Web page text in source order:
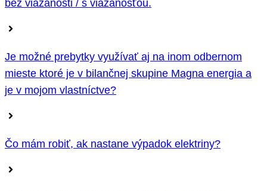
bez viazanosti / s viazanosťou.
Je možné prebytky využívať aj na inom odbernom
mieste ktoré je v bilančnej skupine Magna energia a
je v mojom vlastníctve?
Čo mám robiť, ak nastane výpadok elektriny?